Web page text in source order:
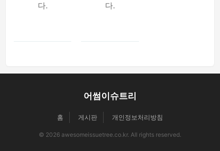
다. 다.
어썸이슈트리
홈 게시판 개인정보처리방침
© 2026 awesomeissuetree.co.kr. All rights reserved.